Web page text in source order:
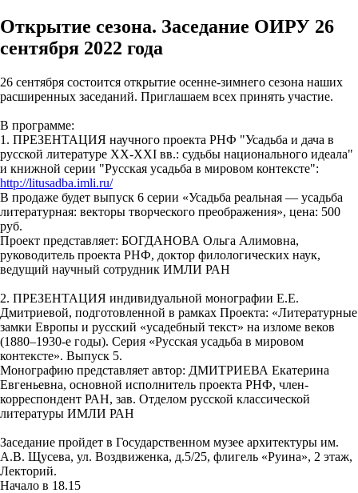
Открытие сезона. Заседание ОИРУ 26
сентября 2022 года
26 сентября состоится открытие осенне-зимнего сезона наших
расширенных заседаний. Приглашаем всех принять участие.
В программе:
1. ПРЕЗЕНТАЦИЯ научного проекта РНФ "Усадьба и дача в
русской литературе XX-XXI вв.: судьбы национального идеала"
и книжной серии "Русская усадьба в мировом контексте":
http://litusadba.imli.ru/
В продаже будет выпуск 6 серии «Усадьба реальная — усадьба
литературная: векторы творческого преображения», цена: 500
руб.
Проект представляет: БОГДАНОВА Ольга Алимовна,
руководитель проекта РНФ, доктор филологических наук,
ведущий научный сотрудник ИМЛИ РАН
2. ПРЕЗЕНТАЦИЯ индивидуальной монографии Е.Е.
Дмитриевой, подготовленной в рамках Проекта: «Литературные
замки Европы и русский «усадебный текст» на изломе веков
(1880–1930-е годы). Серия «Русская усадьба в мировом
контексте». Выпуск 5.
Монографию представляет автор: ДМИТРИЕВА Екатерина
Евгеньевна, основной исполнитель проекта РНФ, член-
корреспондент РАН, зав. Отделом русской классической
литературы ИМЛИ РАН
Заседание пройдет в Государственном музее архитектуры им.
А.В. Щусева, ул. Воздвиженка, д.5/25, флигель «Руина», 2 этаж,
Лекторий.
Начало в 18.15